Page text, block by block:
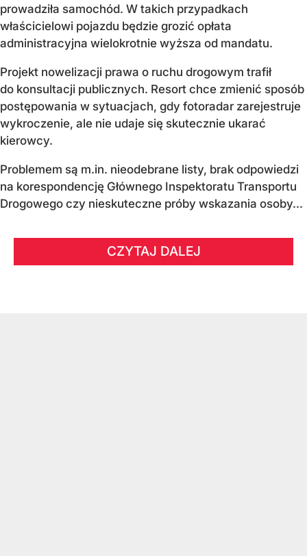
prowadziła samochód. W takich przypadkach
właścicielowi pojazdu będzie grozić opłata
administracyjna wielokrotnie wyższa od mandatu.
Projekt nowelizacji prawa o ruchu drogowym trafił
do konsultacji publicznych. Resort chce zmienić sposób
postępowania w sytuacjach, gdy fotoradar zarejestruje
wykroczenie, ale nie udaje się skutecznie ukarać
kierowcy.
Problemem są m.in. nieodebrane listy, brak odpowiedzi
na korespondencję Głównego Inspektoratu Transportu
Drogowego czy nieskuteczne próby wskazania osoby...
CZYTAJ DALEJ